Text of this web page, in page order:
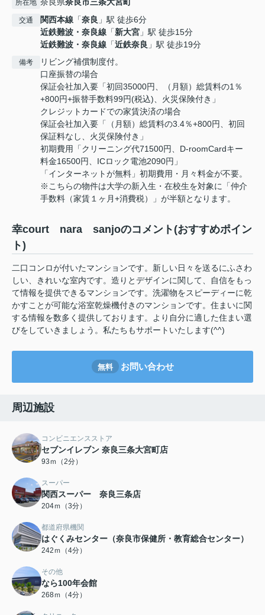
所在地
交通 関西本線 「奈良 」駅 徒歩6分
近鉄難波・奈良線 「新大宮 」駅 徒歩15分
近鉄難波・奈良線 「近鉄奈良 」駅 徒歩19分
備考
リビング補償制度付。
口座振替の場合
保証会社加入要「初回35000円、（月額）総賃料の1％
+800円+振替手数料99円(税込)、火災保険付き」
クレジットカードでの家賃決済の場合
保証会社加入要「（月額）総賃料の3.4％+800円、初回
保証料なし、火災保険付き」
初期費用「クリーニング代71500円、D-roomCardキー
料金16500円、ICロック電池2090円」
「インターネットが無料」初期費用・月々料金が不要。
※こちらの物件は大学の新入生・在校生を対象に「仲介
手数料（家賃１ヶ月+消費税）」が半額となります。
幸court nara sanjoのコメント(おすすめポイン
ト)
二口コンロが付いたマンションです。新しい日々を送るにふさわ
しい、きれいな室内です。造りとデザインに関して、自信をもっ
て情報を提供できるマンションです。洗濯物をスピーディーに乾
かすことが可能な浴室乾燥機付きのマンションです。住まいに関
する情報を数多く提供しております。より自分に適した住まい選
びをしていきましょう。私たちもサポートいたします(^^)
無料 お問い合わせ
周辺施設
コンビニエンスストア
セブンイレブン 奈良三条大宮町店
93ｍ（2分）
スーパー
関西スーパー 奈良三条店
204ｍ（3分）
都道府県機関
はぐくみセンター（奈良市保健所・教育総合センター）
242ｍ（4分）
その他
なら100年会館
268ｍ（4分）